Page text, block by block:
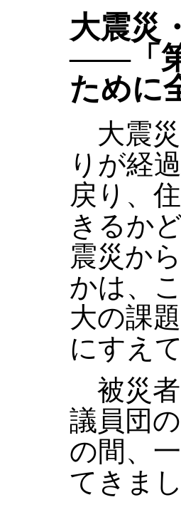
大震災
――「第
ために
大震災
りが経
戻り、
きるか
震災か
かは、
大の課
にすえ
被災者
議員団
の間、
てきまし